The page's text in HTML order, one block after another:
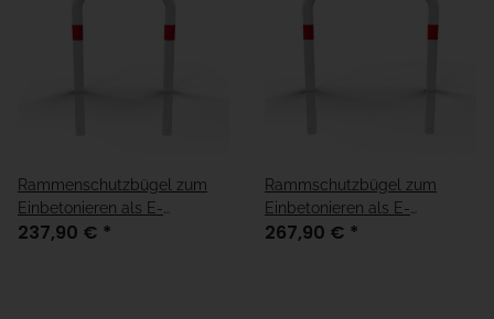
Rammenschutzbügel zum
Einbetonieren als E-
Ladesäulenschutz in weiß,
237,90 € *
Rammschutzbügel zum
Einbetonieren als E-
Ladesäulenschutz in weiß,
267,90 € *